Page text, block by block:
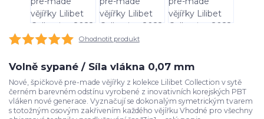
Ohodnotit produkt
Volně sypané / Síla vlákna 0,07 mm
Nové, špičkově pre-made vějířky z kolekce Lilibet Collection v sytě
černém barevném odstínu vyrobené z inovativních korejských PBT
vláken nové generace. Vyznačují se dokonalým symetrickým tvarem
s totožným osovým zakřivením každého vějířku Vhodné pro všechny